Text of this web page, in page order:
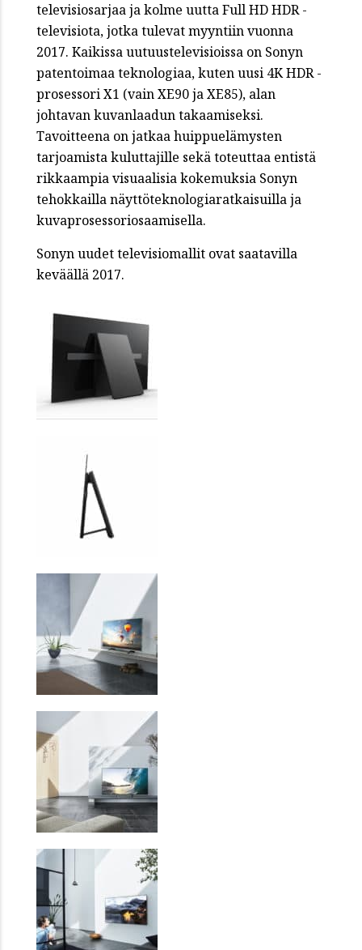
televisiosarjaa ja kolme uutta Full HD HDR -
televisiota, jotka tulevat myyntiin vuonna
2017. Kaikissa uutuustelevisioissa on Sonyn
patentoimaa teknologiaa, kuten uusi 4K HDR -
prosessori X1 (vain XE90 ja XE85), alan
johtavan kuvanlaadun takaamiseksi.
Tavoitteena on jatkaa huippuelämysten
tarjoamista kuluttajille sekä toteuttaa entistä
rikkaampia visuaalisia kokemuksia Sonyn
tehokkailla näyttöteknologiaratkaisuilla ja
kuvaprosessoriosaamisella.
Sonyn uudet televisiomallit ovat saatavilla
keväällä 2017.